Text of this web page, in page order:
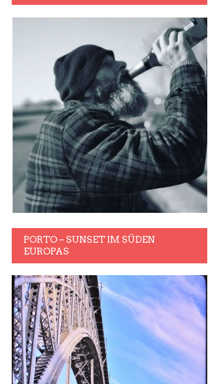
PORTO – SUNSET IM SÜDEN
EUROPAS